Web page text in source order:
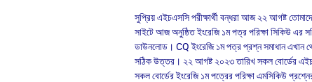
সুপ্রিয় এইচএসসি পরীক্ষার্থী বন্ধরা আজ ২২ আগষ্ট
সাইটে আজ অনুষ্ঠিত ইংরেজি ১ম পত্র পরিক্ষা সিকিউ এর
ডাউনলোড। CQ ইংরেজি ১ম পত্র প্রশ্ন সমাধান এখান
সঠিক উত্তর। ২২ আগষ্ট ২০২৩ তারিখ সকল বোর্ডের
সকল বোর্ডের ইংরেজি ১ম পত্রের পরিক্ষা এমসিকিউ